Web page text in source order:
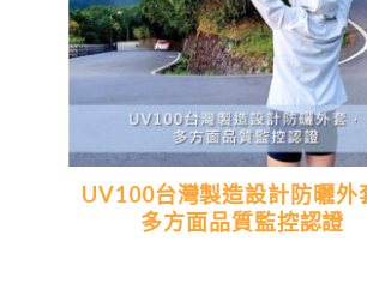
UV100台灣製造設計防曬外
多方面品質監控認證